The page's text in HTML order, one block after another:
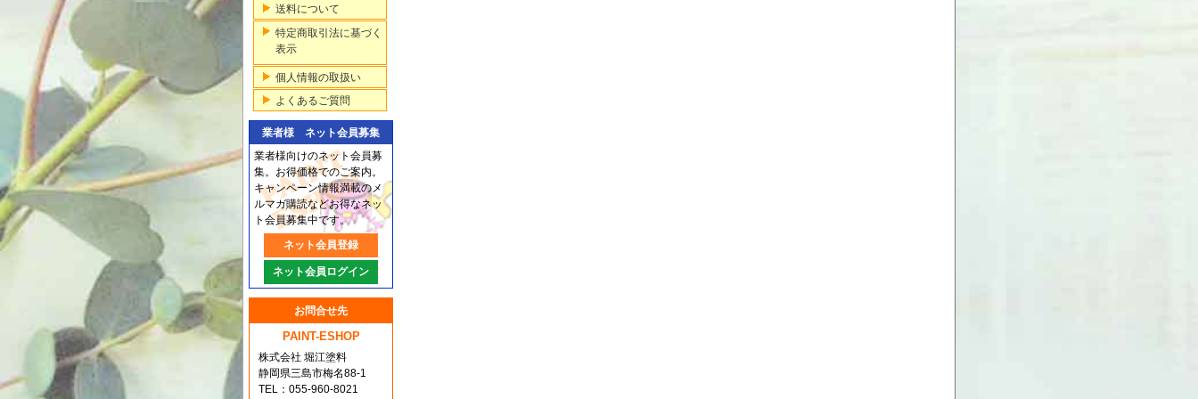
送料について
特定商取引法に基づく
表示
個人情報の取扱い
よくあるご質問
業者様 ネット会員募集
業者様向けのネット会員募
集。お得価格でのご案内。
キャンペーン情報満載のメ
ルマガ購読などお得なネッ
ト会員募集中です。
ネット会員登録
ネット会員ログイン
お問合せ先
PAINT-ESHOP
株式会社 堀江塗料
静岡県三島市梅名88-1
TEL：055-960-8021